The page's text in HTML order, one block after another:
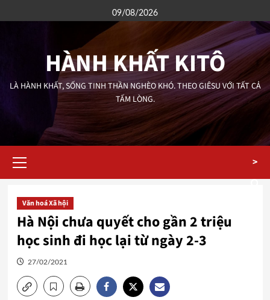
to
09/08/2026
HÀNH KHẤT KITÔ
LÀ HÀNH KHẤT, SỐNG TINH THẦN NGHÈO KHÓ. THEO GIÊSU VỚI TẤT CẢ
TẤM LÒNG.
Menu
>
Văn hoá Xã hội
Hà Nội chưa quyết cho gần 2 triệu
học sinh đi học lại từ ngày 2-3
27/02/2021